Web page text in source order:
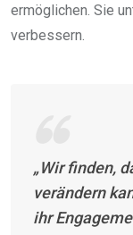
ermöglichen. Sie
verbessern.
„Wir finden,
verändern
ihr